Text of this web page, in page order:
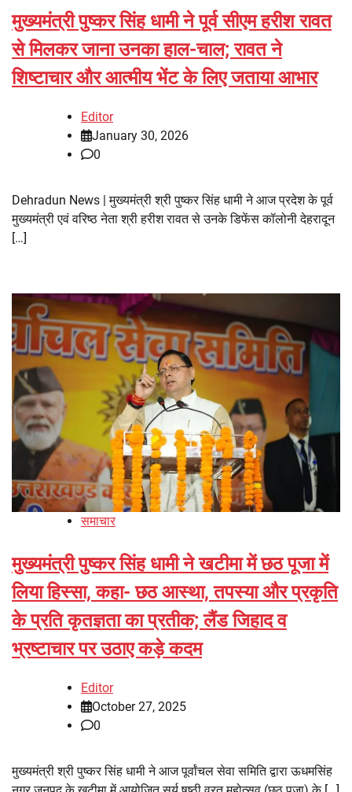
मुख्यमंत्री पुष्कर सिंह धामी ने पूर्व सीएम हरीश रावत
से मिलकर जाना उनका हाल-चाल; रावत ने
शिष्टाचार और आत्मीय भेंट के लिए जताया आभार
Editor
January 30, 2026
0
Dehradun News | मुख्यमंत्री श्री पुष्कर सिंह धामी ने आज प्रदेश के पूर्व
मुख्यमंत्री एवं वरिष्ठ नेता श्री हरीश रावत से उनके डिफेंस कॉलोनी देहरादून
[…]
समाचार
मुख्यमंत्री पुष्कर सिंह धामी ने खटीमा में छठ पूजा में
लिया हिस्सा, कहा- छठ आस्था, तपस्या और प्रकृति
के प्रति कृतज्ञता का प्रतीक; लैंड जिहाद व
भ्रष्टाचार पर उठाए कड़े कदम
Editor
October 27, 2025
0
मुख्यमंत्री श्री पुष्कर सिंह धामी ने आज पूर्वांचल सेवा समिति द्वारा ऊधमसिंह